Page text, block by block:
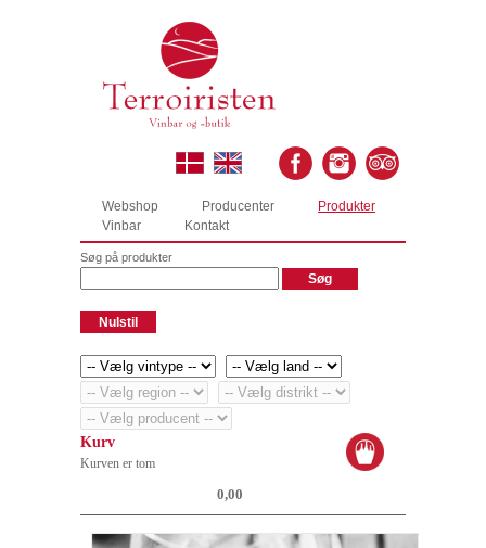
Webshop Producenter
Produkter
Vinbar
Kontakt
Søg på produkter
Kurv
Kurven er tom
0,00